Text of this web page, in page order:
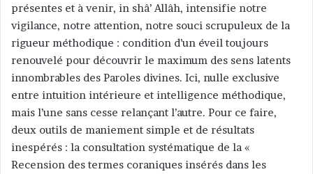
présentes et à venir, in shâ’ Allâh, intensifie notre
vigilance, notre attention, notre souci scrupuleux de la
rigueur méthodique : condition d’un éveil toujours
renouvelé pour découvrir le maximum des sens latents
innombrables des Paroles divines. Ici, nulle exclusive
entre intuition intérieure et intelligence méthodique,
mais l’une sans cesse relançant l’autre. Pour ce faire,
deux outils de maniement simple et de résultats
inespérés : la consultation systématique de la «
Recension des termes coraniques insérés dans les